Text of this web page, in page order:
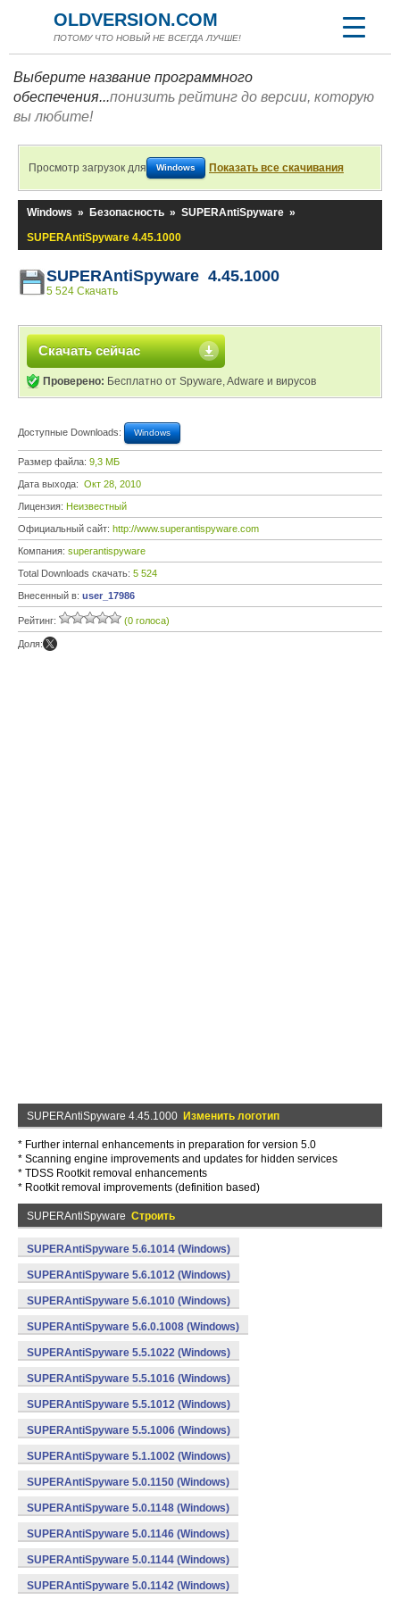
OLDVERSION.COM
ПОТОМУ ЧТО НОВЫЙ НЕ ВСЕГДА ЛУЧШЕ!
Выберите название программного
обеспечения...понизить рейтинг до версии, которую
вы любите!
Просмотр загрузок для Windows Показать все скачивания
Windows » Безопасность » SUPERAntiSpyware »
SUPERAntiSpyware 4.45.1000
SUPERAntiSpyware 4.45.1000
5 524 Скачать
Скачать сейчас
Проверено: Бесплатно от Spyware, Adware и вирусов
Доступные Downloads: Windows
Размер файла: 9,3 МБ
Дата выхода: Окт 28, 2010
Лицензия: Неизвестный
Официальный сайт: http://www.superantispyware.com
Компания: superantispyware
Total Downloads скачать: 5 524
Внесенный в: user_17986
Рейтинг: (0 голоса)
Доля:
SUPERAntiSpyware 4.45.1000 Изменить логотип
* Further internal enhancements in preparation for version 5.0
* Scanning engine improvements and updates for hidden services
* TDSS Rootkit removal enhancements
* Rootkit removal improvements (definition based)
SUPERAntiSpyware Строить
SUPERAntiSpyware 5.6.1014 (Windows)
SUPERAntiSpyware 5.6.1012 (Windows)
SUPERAntiSpyware 5.6.1010 (Windows)
SUPERAntiSpyware 5.6.0.1008 (Windows)
SUPERAntiSpyware 5.5.1022 (Windows)
SUPERAntiSpyware 5.5.1016 (Windows)
SUPERAntiSpyware 5.5.1012 (Windows)
SUPERAntiSpyware 5.5.1006 (Windows)
SUPERAntiSpyware 5.1.1002 (Windows)
SUPERAntiSpyware 5.0.1150 (Windows)
SUPERAntiSpyware 5.0.1148 (Windows)
SUPERAntiSpyware 5.0.1146 (Windows)
SUPERAntiSpyware 5.0.1144 (Windows)
SUPERAntiSpyware 5.0.1142 (Windows)